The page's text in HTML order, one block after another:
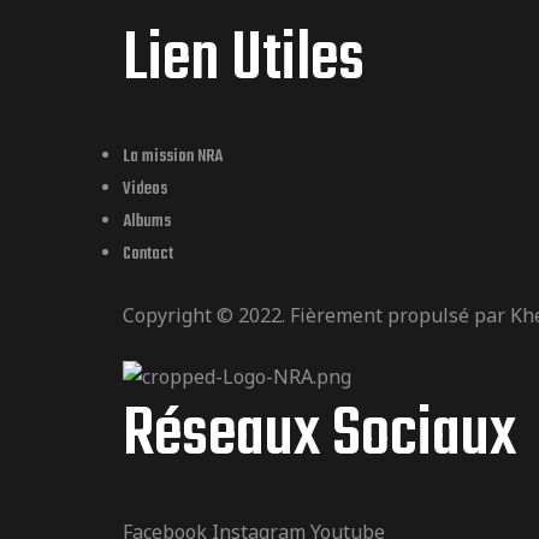
Lien Utiles
La mission NRA
Videos
Albums
Contact
Copyright © 2022. Fièrement propulsé par
Réseaux Sociaux
Facebook Instagram Youtube